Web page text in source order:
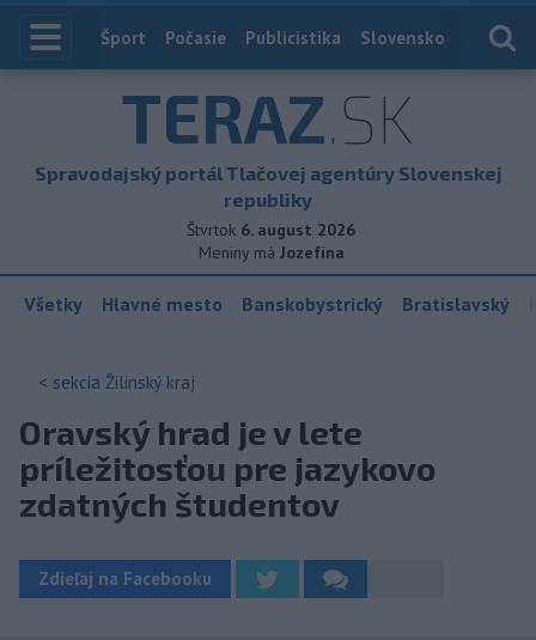
Index
Šport Počasie Publicistika Slovensko
TERAZ.SK
Spravodajský portál Tlačovej agentúry Slovenskej
republiky
Štvrtok 6. august 2026
Meniny má Jozefína
Všetky Hlavné mesto Banskobystrický Bratislavský
< sekcia Žilinský kraj
Oravský hrad je v lete
príležitosťou pre jazykovo
zdatných študentov
Zdieľaj na Facebooku